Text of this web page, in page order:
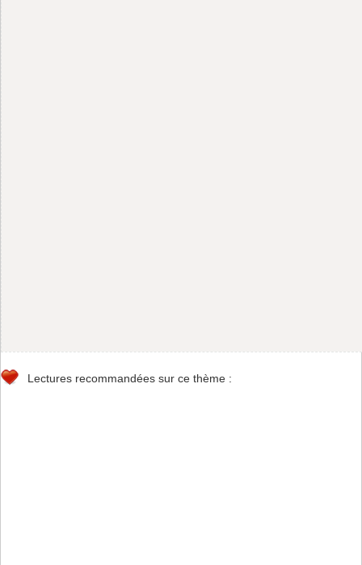
Lectures recommandées sur ce thème :